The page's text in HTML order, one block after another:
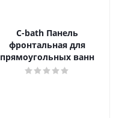
C-bath Панель
фронтальная для
прямоугольных ванн